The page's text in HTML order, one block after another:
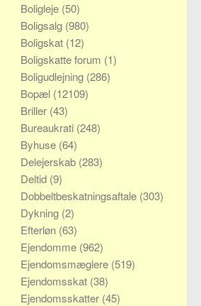
Boligleje (50)
Boligsalg (980)
Boligskat (12)
Boligskatte forum (1)
Boligudlejning (286)
Bopæl (12109)
Briller (43)
Bureaukrati (248)
Byhuse (64)
Delejerskab (283)
Deltid (9)
Dobbeltbeskatningsaftale (303)
Dykning (2)
Efterløn (63)
Ejendomme (962)
Ejendomsmæglere (519)
Ejendomsskat (38)
Ejendomsskatter (45)